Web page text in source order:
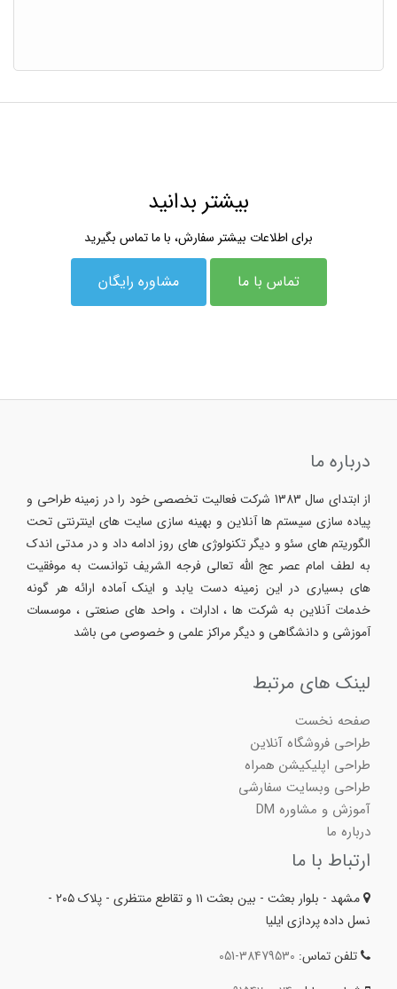
بیشتر بدانید
برای اطلاعات بیشتر سفارش، با ما تماس بگیرید
تماس با ما مشاوره رایگان
درباره ما
از ابتدای سال 1383 شرکت فعالیت تخصصی خود را در زمینه طراحی و
پیاده سازی سیستم ها آنلاین و بهینه سازی سایت های اینترنتی تحت
الگوریتم های سئو و دیگر تکنولوژی های روز ادامه داد و در مدتی اندک
به لطف امام عصر عج الله تعالی فرجه الشریف توانست به موفقیت
های بسیاری در این زمینه دست یابد و اینک آماده ارائه هر گونه
خدمات آنلاین به شرکت ها ، ادارات ، واحد های صنعتی ، موسسات
آموزشی و دانشگاهی و دیگر مراکز علمی و خصوصی می باشد
لینک های مرتبط
صفحه نخست
طراحی فروشگاه آنلاین
طراحی اپلیکیشن همراه
طراحی وبسایت سفارشی
آموزش و مشاوره DM
درباره ما
ارتباط با ما
مشهد - بلوار بعثت - بین بعثت ۱۱ و تقاطع منتظری - پلاک ۲۰۵ -
نسل داده پردازی ایلیا
تلفن تماس: 051-38479530